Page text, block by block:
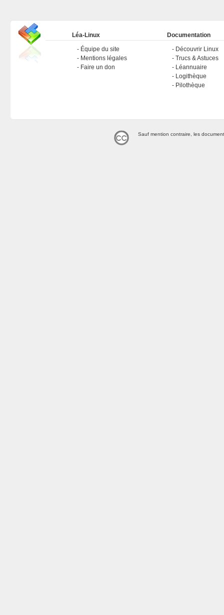
Léa-Linux
Équipe du site
Mentions légales
Faire un don
Documentation
Découvrir Linux
Trucs & Astuces
Léannuaire
Logithèque
Pilothèque
Sauf mention contraire, les